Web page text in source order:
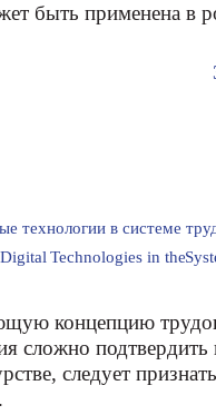
быть применена в
технологии в системе
Digital Technologies in theS
концепцию
сложно
следует